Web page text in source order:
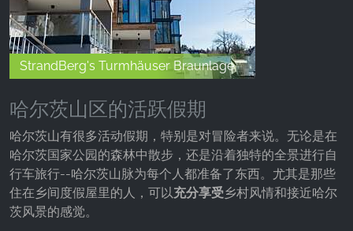
StrandBerg's Turmhäuser Braunlage
哈尔茨山区的活跃假期
哈尔茨山有很多活动假期，特别是对冒险者来说。无论是在
哈尔茨国家公园的森林中散步，还是沿着独特的全景进行自
行车旅行--哈尔茨山脉为每个人都准备了东西。尤其是那些
住在乡间度假屋里的人，可以充分享受乡村风情和接近哈尔
茨风景的感觉。